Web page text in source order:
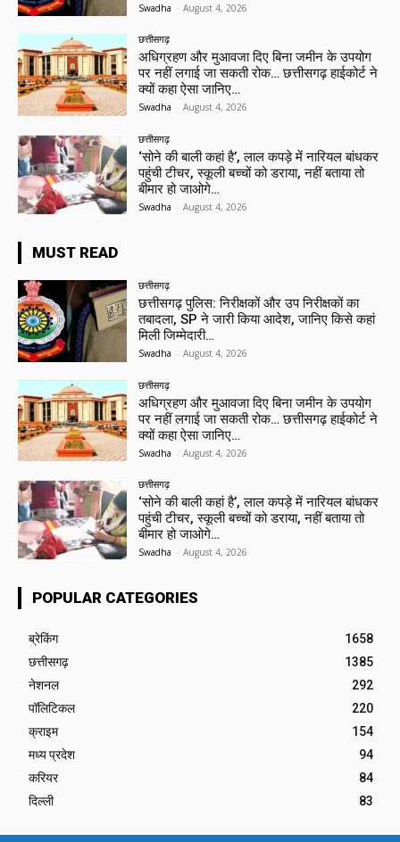
Swadha - August 4, 2026
छत्तीसगढ़
अधिग्रहण और मुआवजा दिए बिना जमीन के उपयोग
पर नहीं लगाई जा सकती रोक… छत्तीसगढ़ हाईकोर्ट ने
क्यों कहा ऐसा जानिए…
Swadha - August 4, 2026
छत्तीसगढ़
‘सोने की बाली कहां है’, लाल कपड़े में नारियल बांधकर
पहुंची टीचर, स्कूली बच्चों को डराया, नहीं बताया तो
बीमार हो जाओगे…
Swadha - August 4, 2026
MUST READ
छत्तीसगढ़
छत्तीसगढ़ पुलिस: निरीक्षकों और उप निरीक्षकों का
तबादला, SP ने जारी किया आदेश, जानिए किसे कहां
मिली जिम्मेदारी…
Swadha - August 4, 2026
छत्तीसगढ़
अधिग्रहण और मुआवजा दिए बिना जमीन के उपयोग
पर नहीं लगाई जा सकती रोक… छत्तीसगढ़ हाईकोर्ट ने
क्यों कहा ऐसा जानिए…
Swadha - August 4, 2026
छत्तीसगढ़
‘सोने की बाली कहां है’, लाल कपड़े में नारियल बांधकर
पहुंची टीचर, स्कूली बच्चों को डराया, नहीं बताया तो
बीमार हो जाओगे…
Swadha - August 4, 2026
POPULAR CATEGORIES
ब्रेकिंग
1658
छत्तीसगढ़
1385
नेशनल
292
पॉलिटिकल
220
क्राइम
154
मध्य प्रदेश
94
करियर
84
दिल्ली
83